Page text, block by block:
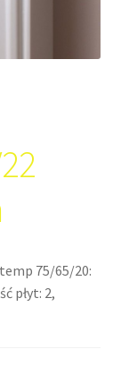
temp 75/65/20:
płyt: 2,